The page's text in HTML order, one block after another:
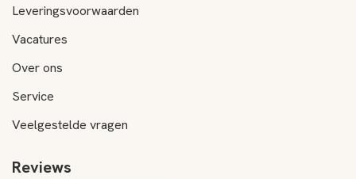
Leveringsvoorwaarden
Vacatures
Over ons
Service
Veelgestelde vragen
Reviews